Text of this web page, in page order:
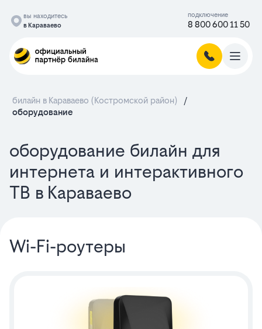
вы находитесь
в Караваево
подключение
8 800 600 11 50
билайн в Караваево (Костромской район)
/
оборудование
оборудование билайн для
интернета и интерактивного
ТВ в Караваево
Wi-Fi-роутеры